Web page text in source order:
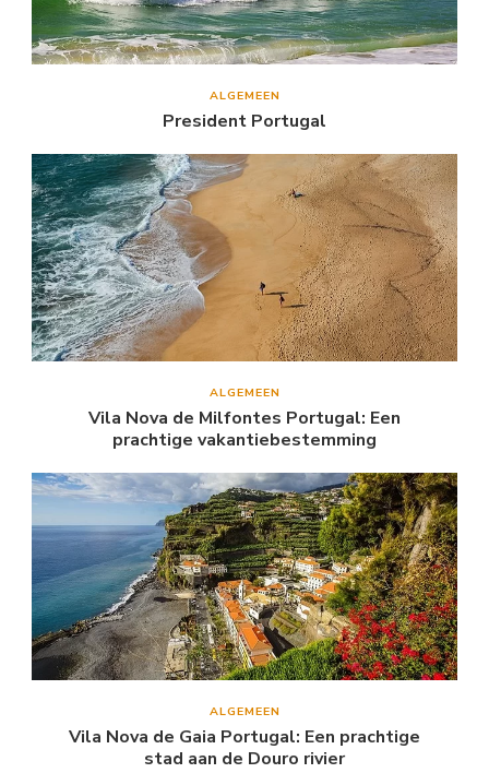
ALGEMEEN
President Portugal
ALGEMEEN
Vila Nova de Milfontes Portugal: Een
prachtige vakantiebestemming
ALGEMEEN
Vila Nova de Gaia Portugal: Een prachtige
stad aan de Douro rivier